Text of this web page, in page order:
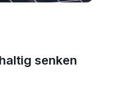
senken